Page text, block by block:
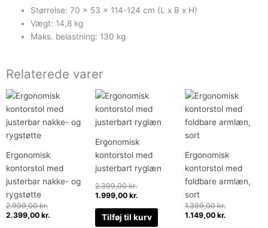
Størrelse: 70 x 53 x 114-124 cm (L x B x H)
Vægt: 14,8 kg
Maks. belastning: 130 kg
Relaterede varer
Ergonomisk
kontorstol med
justerbar nakke- og
rygstøtte
2.999,00kr.
Den
pris
var:
2.399,00 kr.
Den
pris
er:
Ergonomisk
kontorstol med
justerbart ryglæn
2.399,00kr.
Den
pris
var:
1.999,00kr.
Den
pris
er:
Tilføj til kurv
Ergonomisk
kontorstol med
foldbare armlæn,
sort
1.399,00kr.
Den
pris
var:
1.149,00 kr.
Den
pris
er: